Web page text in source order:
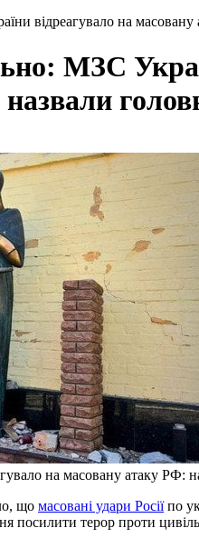
відреагувало на
МЗС
на масовану атаку РФ:
що масовані удари Росіїпо
посилити терор проти